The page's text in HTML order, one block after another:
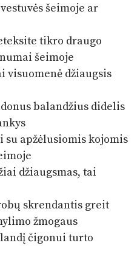
šeimoje ar
tikro draugo
šeimoje
visuomenė džiaugsis
balandžius didelis
apžėlusiomis kojomis
džiaugsmas, tai
skrendantis greit
žmogaus
čigonui turto